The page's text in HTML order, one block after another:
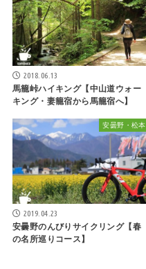
2018.06.13
馬籠峠ハイキング【中山道ウォー
キング・妻籠宿から馬籠宿へ】
安曇野・松本
2019.04.23
安曇野のんびりサイクリング【春
の名所巡りコース】